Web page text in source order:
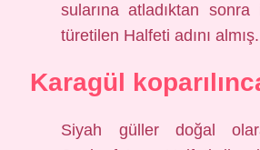
sularına atladıktan sonra
türetilen Halfeti adını almış.
Karagül
Siyah güller doğal